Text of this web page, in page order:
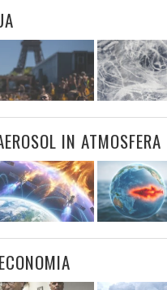
IN ATMOSFERA